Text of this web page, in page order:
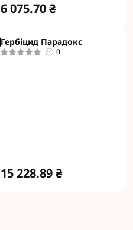
6 075.70 ₴
Гербіцид Парадокс
0
15 228.89 ₴